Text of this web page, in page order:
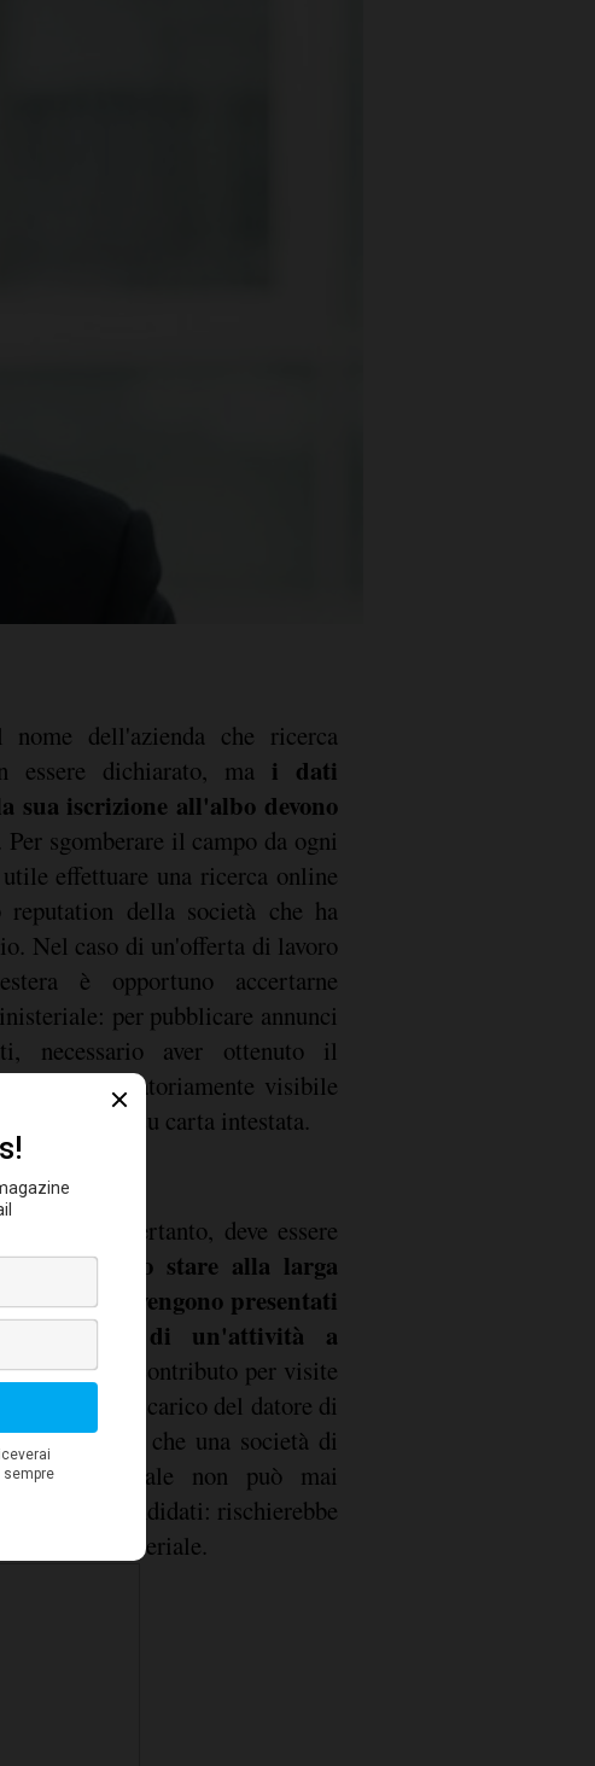
dell'azienda che ricerca
essere dichiarato, ma i dati
sua iscrizione all'albo devono
. Per sgomberare il campo da ogni
effettuare una ricerca online
della società che ha
Nel caso di un'offerta di lavoro
è opportuno accertarne
per pubblicare annunci
necessario aver ottenuto il
essere obbligatoriamente visibile
via web o su carta intestata.
aziende e, pertanto, deve essere
Meglio stare alla larga
di kit che vengono presentati
per l'avvio di un'attività a
di un contributo per visite
costi sono a carico del datore di
ricordare che una società di
del personale non può mai
denaro ai candidati: rischierebbe
Ministeriale.